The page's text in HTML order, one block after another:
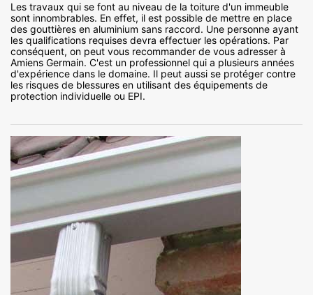
Les travaux qui se font au niveau de la toiture d'un immeuble
sont innombrables. En effet, il est possible de mettre en place
des gouttières en aluminium sans raccord. Une personne ayant
les qualifications requises devra effectuer les opérations. Par
conséquent, on peut vous recommander de vous adresser à
Amiens Germain. C'est un professionnel qui a plusieurs années
d'expérience dans le domaine. Il peut aussi se protéger contre
les risques de blessures en utilisant des équipements de
protection individuelle ou EPI.